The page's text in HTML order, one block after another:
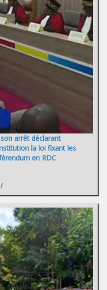
arrêt déclarant
la loi fixant les
en RDC
/